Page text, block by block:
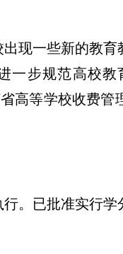
现一些新的教
一步规范高校
高等学校收费
。已批准实行